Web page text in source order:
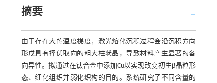
摘要
由于存在大的温度梯度，激光熔化沉积过程会沿沉积方向
形成具有择优取向的粗大柱状晶，导致材料产生显著的各
向异性。拟通过在钛合金中添加Cu以实现改变初生β晶粒形
态、细化组织并弱化织构的目的。系统研究了不同含量的